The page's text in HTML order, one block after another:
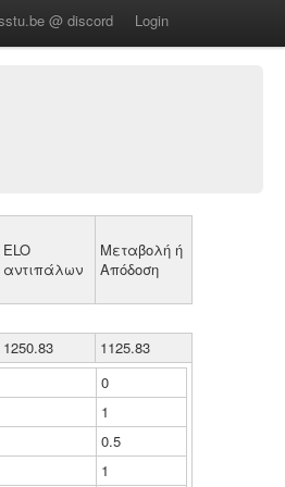
@ discord Login
ELO
αντιπάλων
Μεταβολή ή
Απόδοση
1250.83
1125.83
0
1
0.5
1